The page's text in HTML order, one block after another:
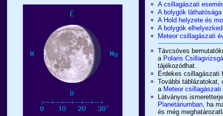
A csillagászati
A bolygók
A Hold helyzete és
A bolygók
Meteor csillagászati
Távcsöves
a Polaris
tájékozódhat.
Érdekes
További
a Meteor
Látványos
Planetáriumban, ha
és még